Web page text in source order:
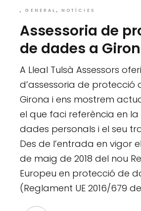
GENERAL NOTÍCIES
Assessoria de
de dades a
A Lleal Tulsà Assessors
d’assessoria de protecció
Girona i ens mostrem
el que faci referència en
dades personals i el seu
Des de l’entrada en vigor
de maig de 2018 del nou
Europeu en protecció de
(Reglament UE 2016/679